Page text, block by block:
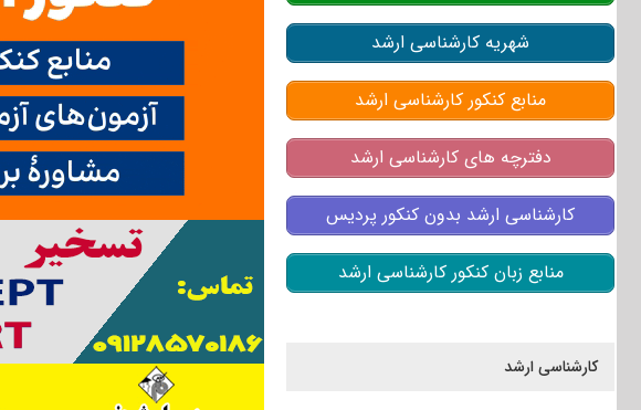
شهریه کارشناسی ارشد
منابع کنکور کارشناسی ارشد
دفترچه های کارشناسی ارشد
کارشناسی ارشد بدون کنکور پردیس
منابع زبان کنکور کارشناسی ارشد
کارشناسی ارشد